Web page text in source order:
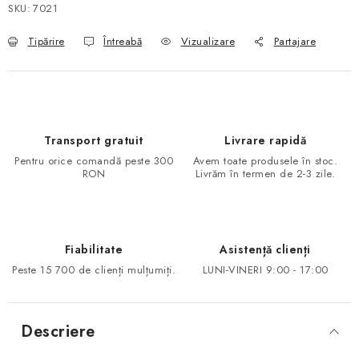
SKU: 7021
Tipărire Întreabă Vizualizare Partajare
Transport gratuit
Pentru orice comandă peste 300
RON
Livrare rapidă
Avem toate produsele în stoc.
Livrăm în termen de 2-3 zile.
Fiabilitate
Peste 15 700 de clienți mulțumiți.
Asistență clienți
LUNI-VINERI 9:00 - 17:00
Descriere